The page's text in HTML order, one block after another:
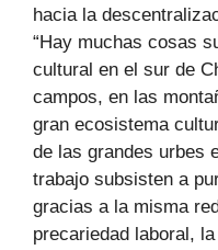
hacia la
“Hay muchas cosas
cultural en el sur de
campos, en las
gran ecosistema
de las grandes urbes
trabajo subsisten a
gracias a la misma
precariedad laboral,